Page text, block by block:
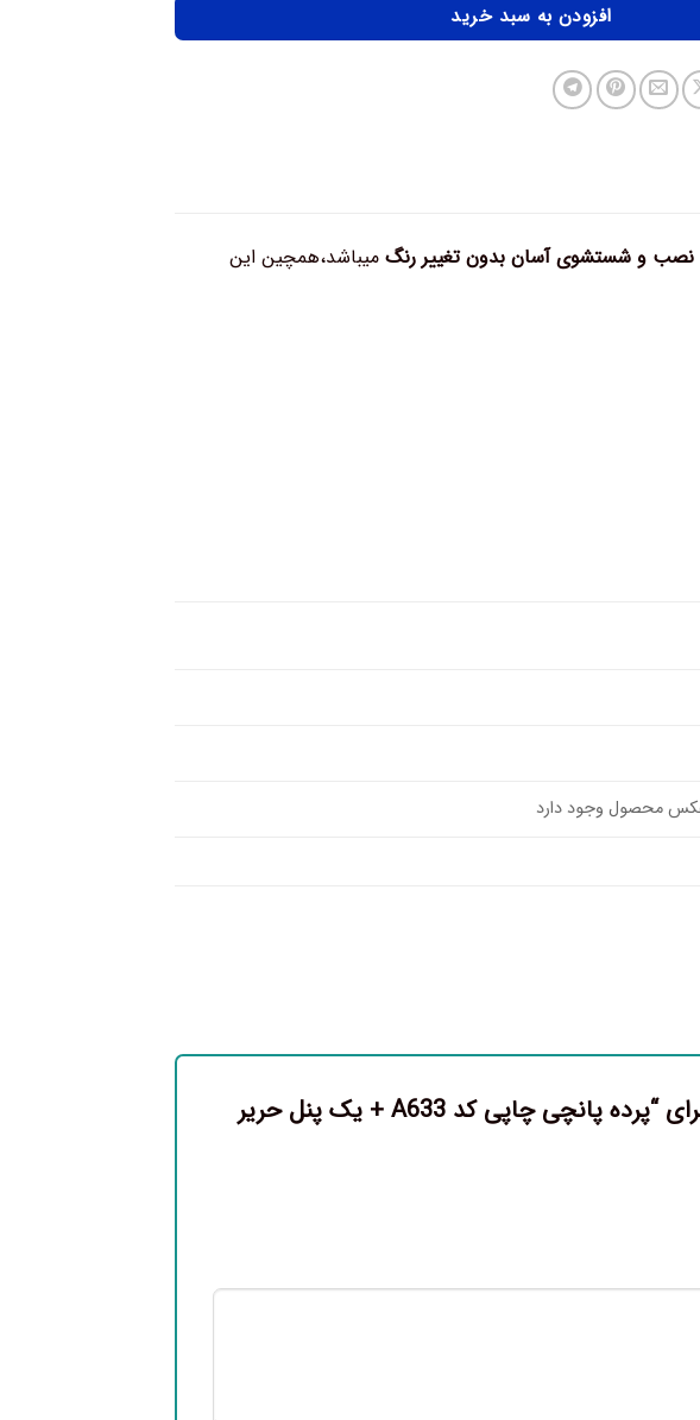
افزودن به سبد خرید
نصب و شستشوی آسان بدون تغییر رنگ میباشد،همچین این
اولین نفری باشید که دیدگاهی را ارسال می کنید برای “پرده پانچی چاپی کد A633 + یک پنل حریر